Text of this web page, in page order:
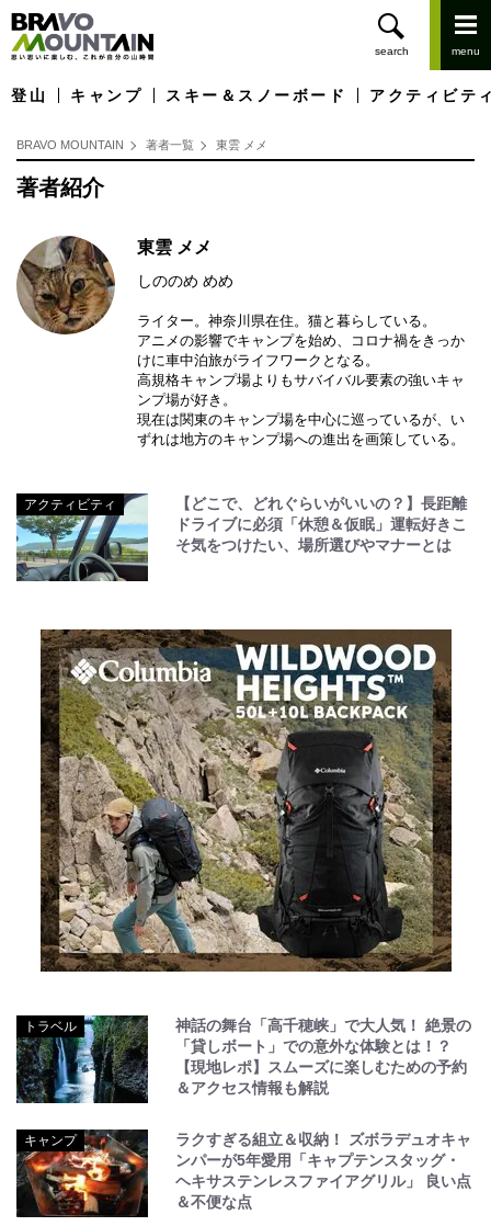
登山 キャンプ スキー＆スノーボード アクティビテ
BRAVO MOUNTAIN 著者一覧 東雲 メメ
著者紹介
東雲 メメ
しののめ めめ
ライター。神奈川県在住。猫と暮らしている。
アニメの影響でキャンプを始め、コロナ禍をきっか
けに車中泊旅がライフワークとなる。
高規格キャンプ場よりもサバイバル要素の強いキャ
ンプ場が好き。
現在は関東のキャンプ場を中心に巡っているが、い
ずれは地方のキャンプ場への進出を画策している。
アクティビティ
【どこで、どれぐらいがいいの？】長距離
ドライブに必須「休憩＆仮眠」運転好きこ
そ気をつけたい、場所選びやマナーとは
トラベル
神話の舞台「高千穂峡」で大人気！ 絶景の
「貸しボート」での意外な体験とは！？
【現地レポ】スムーズに楽しむための予約
＆アクセス情報も解説
キャンプ
ラクすぎる組立＆収納！ ズボラデュオキャ
ンパーが5年愛用「キャプテンスタッグ・
ヘキサステンレスファイアグリル」 良い点
＆不便な点